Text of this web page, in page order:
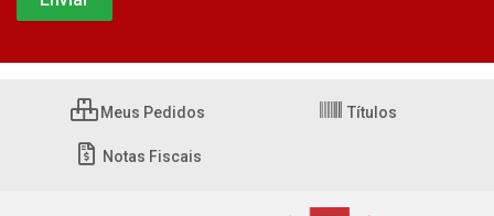
Meus Pedidos Títulos
Notas Fiscais